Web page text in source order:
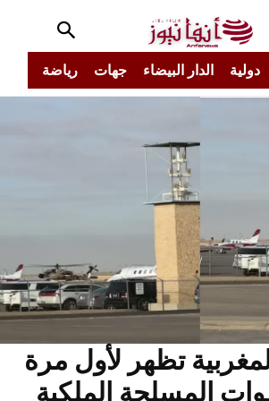
دولية الدار البيضاء جهات رياضة
تظهر لأول مرة
المسلحة الملكية